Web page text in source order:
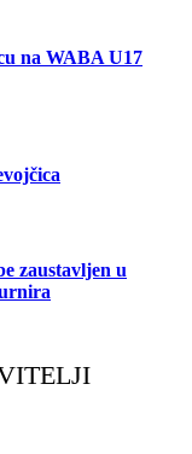
na WABA U17
zaustavljen u